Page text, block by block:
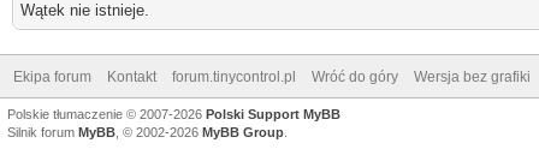
Wątek nie istnieje.
Ekipa forum Kontakt forum.tinycontrol.pl Wróć do góry Wersja bez grafiki
Polskie tłumaczenie © 2007-2026 Polski Support MyBB
Silnik forum MyBB , © 2002-2026 MyBB Group